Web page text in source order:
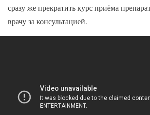
сразу же прекратить курс приёма
врачу за консультацией.